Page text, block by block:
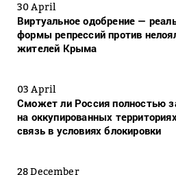
30 April
Виртуальное одобрение —
формы репрессий против
жителей Крыма
03 April
Сможет ли Россия полностью
на оккупированных
связь в условиях блокировки
28 December